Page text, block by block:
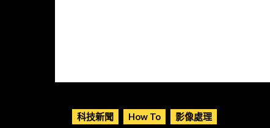
科技新聞 How To 影像處理